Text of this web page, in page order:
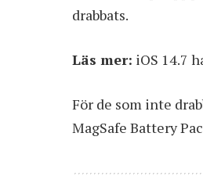
drabbats.
Läs mer: iOS 14.7
För de som inte
MagSafe Battery